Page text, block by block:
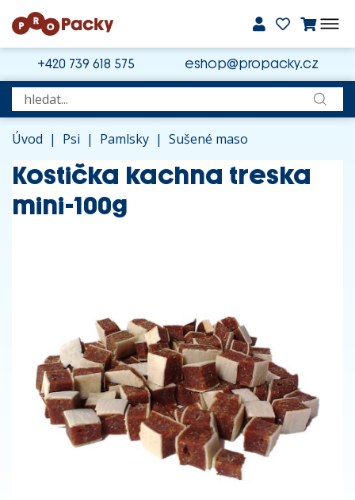
+420 739 618 575 eshop@propacky.cz
Úvod | Psi | Pamlsky | Sušené maso
Kostička kachna treska
mini-100g